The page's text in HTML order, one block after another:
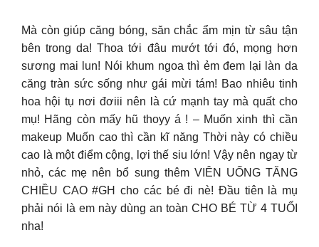
Mà còn giúp căng bóng, săn chắc ẩm mịn từ sâu tận
bên trong da! Thoa tới đâu mướt tới đó, mọng hơn
sương mai lun! Nói khum ngoa thì ẻm đem lại làn da
căng tràn sức sống như gái mừi tám! Bao nhiêu tinh
hoa hội tụ nơi đơiii nên là cứ mạnh tay mà quất cho
mụ! Hãng còn mấy hũ thoyy á ! – Muốn xinh thì cần
makeup Muốn cao thì cần kĩ năng Thời này có chiều
cao là một điểm cộng, lợi thế siu lớn! Vậy nên ngay từ
nhỏ, các mẹ nên bổ sung thêm VIÊN UỐNG TĂNG
CHIỀU CAO #GH cho các bé đi nè! Đầu tiên là mụ
phải nói là em này dùng an toàn CHO BÉ TỪ 4 TUỔI
nha!